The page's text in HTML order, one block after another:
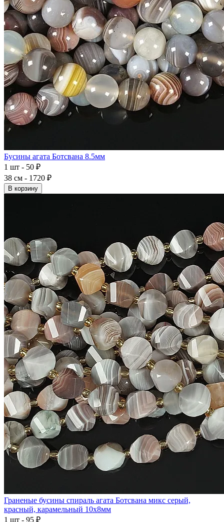
Бусины агата Ботсвана 8.5мм
1 шт - 50 ₽
38 см - 1720 ₽
В корзину
Граненые бусины спираль агата Ботсвана микс серый,
красный, карамельный 10x8мм
1 шт - 95 ₽